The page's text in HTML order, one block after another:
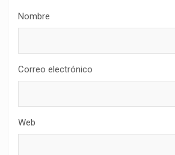
Nombre
Correo electrónico
Web